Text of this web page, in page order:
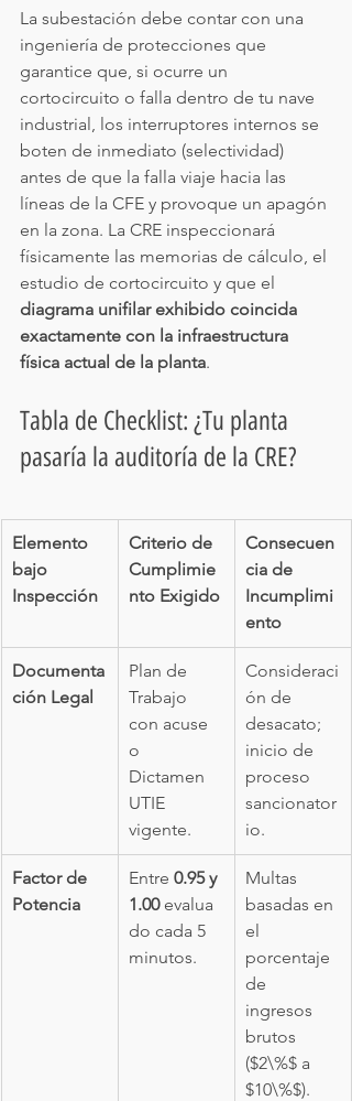
La subestación debe contar con una
ingeniería de protecciones que
garantice que, si ocurre un
cortocircuito o falla dentro de tu nave
industrial, los interruptores internos se
boten de inmediato (selectividad)
antes de que la falla viaje hacia las
líneas de la CFE y provoque un apagón
en la zona. La CRE inspeccionará
físicamente las memorias de cálculo, el
estudio de cortocircuito y que el
diagrama unifilar exhibido coincida
exactamente con la infraestructura
física actual de la planta.
Tabla de Checklist: ¿Tu planta
pasaría la auditoría de la CRE?
Elemento
bajo
Inspección
Criterio de
Cumplimie
nto Exigido
Consecuen
cia de
Incumplimi
ento
Documenta
ción Legal
Plan de
Trabajo
con acuse
o
Dictamen
UTIE
vigente.
Consideraci
ón de
desacato;
inicio de
proceso
sancionator
io.
Factor de
Potencia
Entre 0.95 y
1.00 evalua
do cada 5
minutos.
Multas
basadas en
el
porcentaje
de
ingresos
brutos
($2\%$ a
$10\%$).